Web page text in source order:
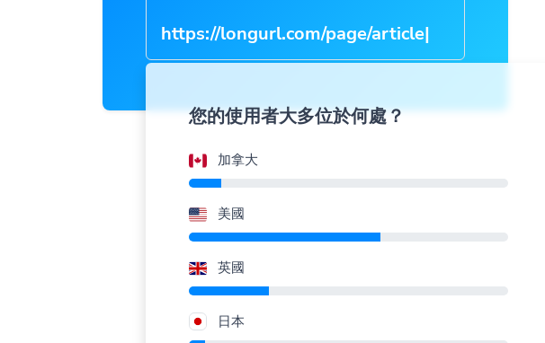
https://longurl.com/page/article-
name|
您的使用者大多位於何處？
加拿大
美國
英國
日本